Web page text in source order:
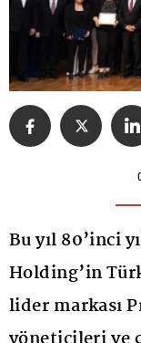
Bu yıl 80’inci
Holding’in
lider markası